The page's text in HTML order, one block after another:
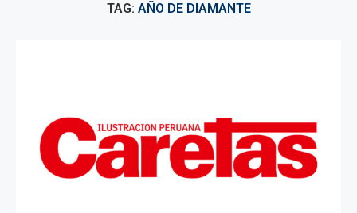
TAG: AÑO DE DIAMANTE